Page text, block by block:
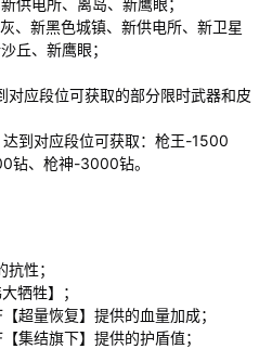
供电所、离岛、新鹰眼；
、新黑色城镇、新供电所、新卫星
丘、新鹰眼；
对应段位可获取的部分限时武器和皮
到对应段位可获取：枪王-1500
钻、枪神-3000钻。
性；
牺牲】；
超量恢复】提供的血量加成；
集结旗下】提供的护盾值；